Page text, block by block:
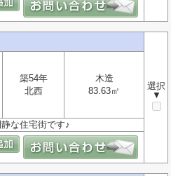
選択
▼
築54年
北西
木造
83.63㎡
な住宅街です♪